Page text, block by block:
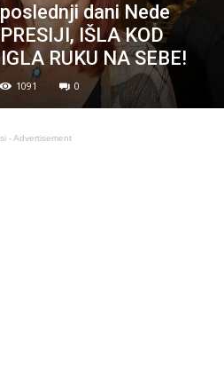
dani Nede
IŠLA KOD
RUKU NA SEBE!
1091 0
- Advertisement